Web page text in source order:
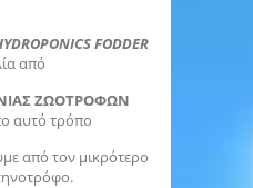
FODDER
από
ΖΩΟΤΡΟΦΩΝ
αυτό τρόπο
από τον μικρότερο